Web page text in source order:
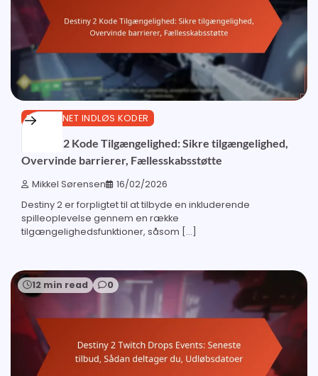
BUNGIE.NET INDLØS KODER
Destiny 2 Kode Tilgængelighed: Sikre tilgængelighed,
Overvinde barrierer, Fællesskabsstøtte
Mikkel Sørensen 16/02/2026
Destiny 2 er forpligtet til at tilbyde en inkluderende
spilleoplevelse gennem en række
tilgængelighedsfunktioner, såsom […]
12 min read 0